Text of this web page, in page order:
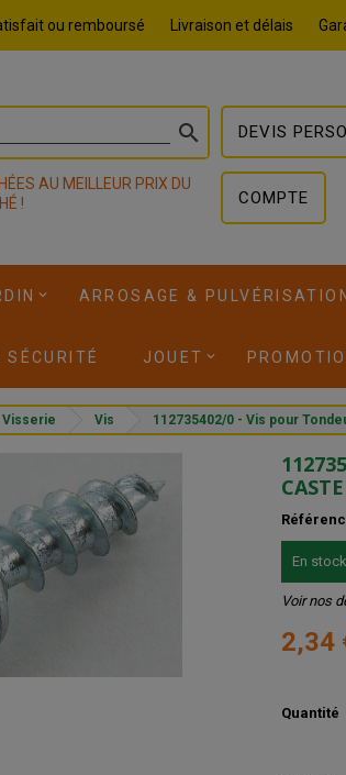
ou remboursé Livraison et délais

AU MEILLEUR PRIX DU
!
DEVIS
COMPTE
ARROSAGE &
JOUET
Visserie Vis 112735402/0 - Vis pour
En stock
Voir nos
2,34
Quantité